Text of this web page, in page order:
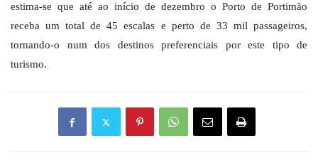
estima-se que até ao início de dezembro o Porto de Portimão
receba um total de 45 escalas e perto de 33 mil passageiros,
tornando-o num dos destinos preferenciais por este tipo de
turismo.